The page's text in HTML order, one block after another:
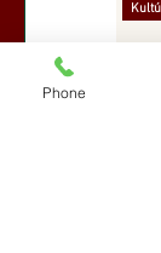
6
Phone